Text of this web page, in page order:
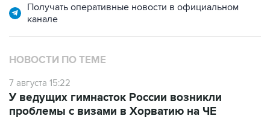
Получать оперативные новости в официальном
канале
НОВОСТИ ПО ТЕМЕ
7 августа 15:22
У ведущих гимнасток России возникли
проблемы с визами в Хорватию на ЧЕ